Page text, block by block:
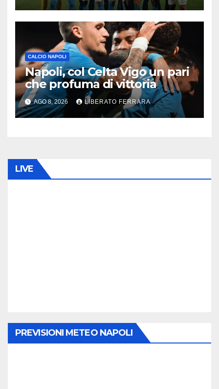
CALCIO NAPOLI
Napoli, col Celta Vigo un pari
che profuma di vittoria
AGO 8, 2026 LIBERATO FERRARA
LIVE
PREVISIONI METEO NAPOLI